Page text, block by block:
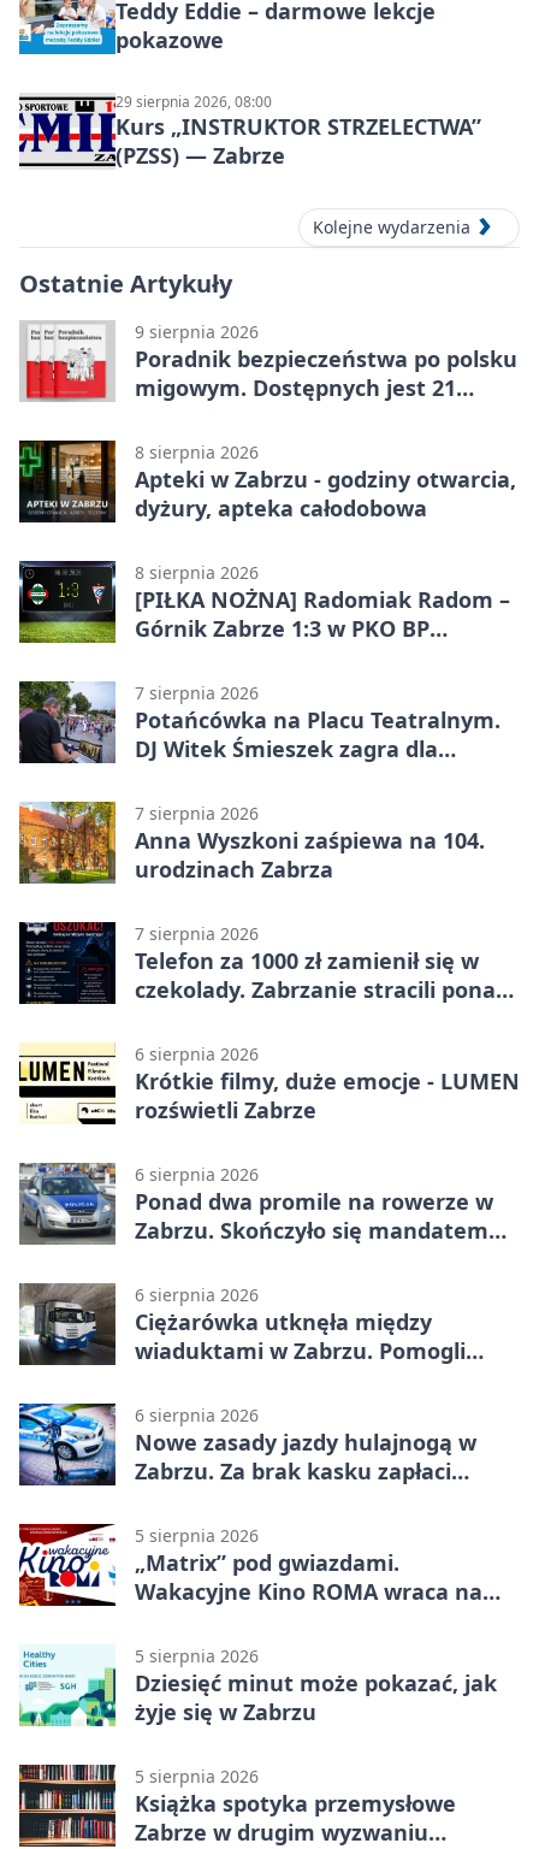
Teddy Eddie – darmowe lekcje
pokazowe
29 sierpnia 2026, 08:00
Kurs „INSTRUKTOR STRZELECTWA”
(PZSS) — Zabrze
Kolejne wydarzenia
Ostatnie Artykuły
9 sierpnia 2026
Poradnik bezpieczeństwa po polsku
migowym. Dostępnych jest 21
8 sierpnia 2026
Apteki w Zabrzu - godziny otwarcia,
dyżury, apteka całodobowa
8 sierpnia 2026
[PIŁKA NOŻNA] Radomiak Radom –
Górnik Zabrze 1:3 w PKO BP
Federico dał zabrzanom zwycięstwo
7 sierpnia 2026
Potańcówka na Placu Teatralnym.
DJ Witek Śmieszek zagra dla
7 sierpnia 2026
Anna Wyszkoni zaśpiewa na 104.
urodzinach Zabrza
7 sierpnia 2026
Telefon za 1000 zł zamienił się w
czekolady. Zabrzanie stracili ponad
6 sierpnia 2026
Krótkie filmy, duże emocje - LUMEN
rozświetli Zabrze
6 sierpnia 2026
Ponad dwa promile na rowerze w
Zabrzu. Skończyło się mandatem
6 sierpnia 2026
Ciężarówka utknęła między
wiaduktami w Zabrzu. Pomogli
6 sierpnia 2026
Nowe zasady jazdy hulajnogą w
Zabrzu. Za brak kasku zapłaci
5 sierpnia 2026
„Matrix” pod gwiazdami.
Wakacyjne Kino ROMA wraca na
5 sierpnia 2026
Dziesięć minut może pokazać, jak
żyje się w Zabrzu
5 sierpnia 2026
Książka spotyka przemysłowe
Zabrze w drugim wyzwaniu